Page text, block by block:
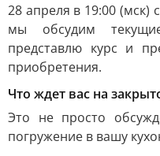
28 апреля в 19:00 (мск)
мы обсудим
представлю курс и
приобретения.
Что ждет вас на
Это не просто
погружение в вашу